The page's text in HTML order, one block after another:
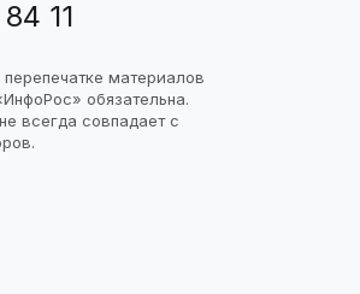
11
материалов
обязательна.
всегда совпадает с